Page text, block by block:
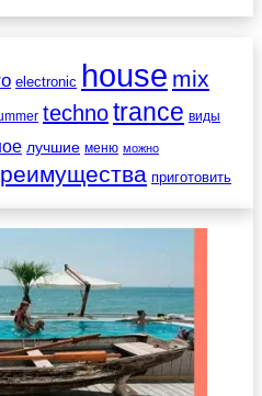
electronic house mix
technotrance виды
лучшие меню можно
приготовить